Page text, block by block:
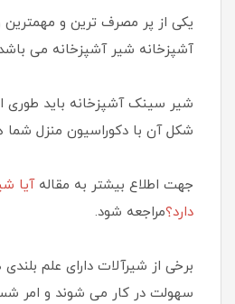
یکی از پر مصرف ترین و مهمترین
آشپزخانه شیر آشپزخانه می
شیر سینک آشپزخانه باید
شکل آن با دکوراسیون منزل شما
جهت اطلاع بیشتر به مقالهآیا
دارد؟مراجعه شود.
برخی از شیرآلات دارای علم
سهولت در کار می شوند و امر